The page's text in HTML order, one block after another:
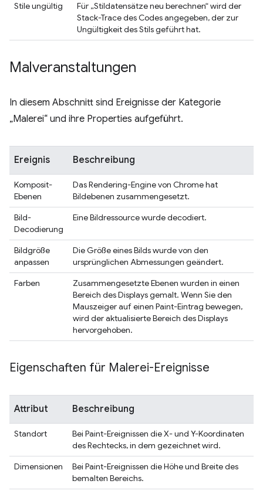
Stile ungültig
Für „Stildatensätze neu berechnen“ wird der
Stack-Trace des Codes angegeben, der zur
Ungültigkeit des Stils geführt hat.
Malveranstaltungen
In diesem Abschnitt sind Ereignisse der Kategorie
„Malerei“ und ihre Properties aufgeführt.
Ereignis Beschreibung
Komposit-
Ebenen
Das Rendering-Engine von Chrome hat
Bildebenen zusammengesetzt.
Bild-
Decodierung
Eine Bildressource wurde decodiert.
Bildgröße
anpassen
Die Größe eines Bilds wurde von den
ursprünglichen Abmessungen geändert.
Farben
Zusammengesetzte Ebenen wurden in einen
Bereich des Displays gemalt. Wenn Sie den
Mauszeiger auf einen Paint-Eintrag bewegen,
wird der aktualisierte Bereich des Displays
hervorgehoben.
Eigenschaften für Malerei-Ereignisse
Attribut Beschreibung
Standort
Bei Paint-Ereignissen die X- und Y-Koordinaten
des Rechtecks, in dem gezeichnet wird.
Dimensionen
Bei Paint-Ereignissen die Höhe und Breite des
bemalten Bereichs.